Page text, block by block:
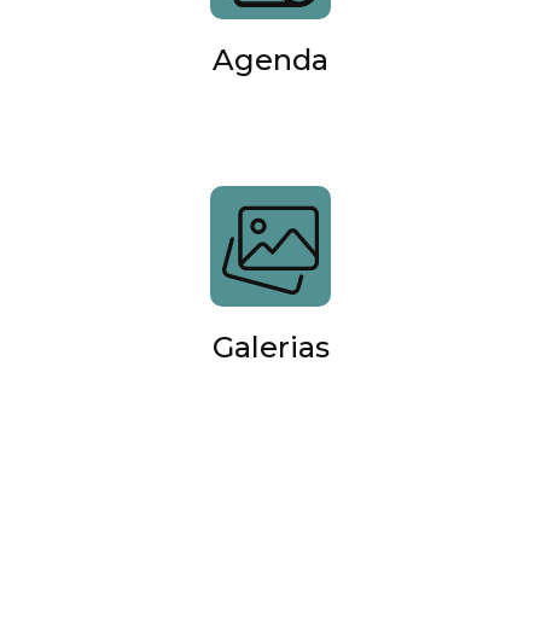
Agenda
Galerias